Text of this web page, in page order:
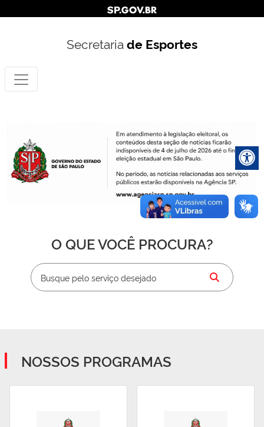
Secretariade Esportes
O QUE VOCÊ PROCURA?
NOSSOS PROGRAMAS